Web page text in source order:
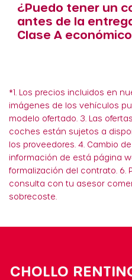
¿Puedo tener un
antes de la
Clase A
*1. Los precios incluidos en
imágenes de los vehículos
modelo ofertado. 3. Las
coches están sujetos a
los proveedores. 4. Cambio
información de está página
formalización del contrato. 6.
consulta con tu asesor
sobrecoste.
CHOLLO